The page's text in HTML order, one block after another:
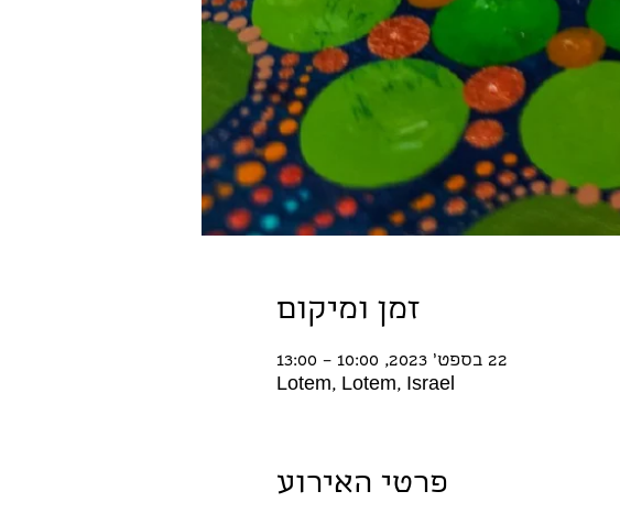
זמן ומיקום
22 בספט׳ 2023, 10:00 – 13:00
Lotem, Lotem, Israel
פרטי האירוע